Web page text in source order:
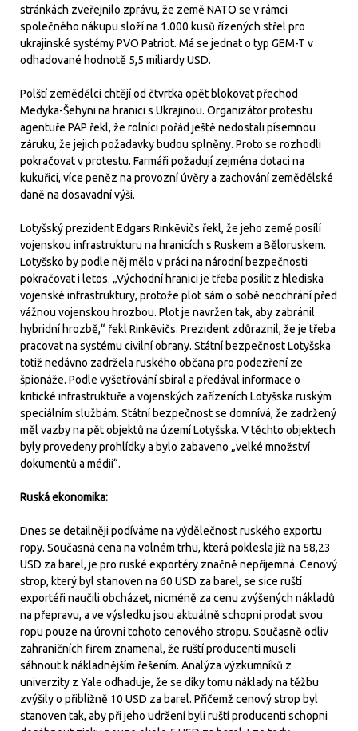
stránkách zveřejnilo zprávu, že země NATO se v rámci
společného nákupu složí na 1.000 kusů řízených střel pro
ukrajinské systémy PVO Patriot. Má se jednat o typ GEM-T v
odhadované hodnotě 5,5 miliardy USD.
Polští zemědělci chtějí od čtvrtka opět blokovat přechod
Medyka-Šehyni na hranici s Ukrajinou. Organizátor protestu
agentuře PAP řekl, že rolníci pořád ještě nedostali písemnou
záruku, že jejich požadavky budou splněny. Proto se rozhodli
pokračovat v protestu. Farmáři požadují zejména dotaci na
kukuřici, více peněz na provozní úvěry a zachování zemědělské
daně na dosavadní výši.
Lotyšský prezident Edgars Rinkēvičs řekl, že jeho země posílí
vojenskou infrastrukturu na hranicích s Ruskem a Běloruskem.
Lotyšsko by podle něj mělo v práci na národní bezpečnosti
pokračovat i letos. „Východní hranici je třeba posílit z hlediska
vojenské infrastruktury, protože plot sám o sobě neochrání před
vážnou vojenskou hrozbou. Plot je navržen tak, aby zabránil
hybridní hrozbě,“ řekl Rinkēvičs. Prezident zdůraznil, že je třeba
pracovat na systému civilní obrany. Státní bezpečnost Lotyšska
totiž nedávno zadržela ruského občana pro podezření ze
špionáže. Podle vyšetřování sbíral a předával informace o
kritické infrastruktuře a vojenských zařízeních Lotyšska ruským
speciálním službám. Státní bezpečnost se domnívá, že zadržený
měl vazby na pět objektů na území Lotyšska. V těchto objektech
byly provedeny prohlídky a bylo zabaveno „velké množství
dokumentů a médií“.
Ruská ekonomika:
Dnes se detailněji podíváme na výdělečnost ruského exportu
ropy. Současná cena na volném trhu, která poklesla již na 58,23
USD za barel, je pro ruské exportéry značně nepříjemná. Cenový
strop, který byl stanoven na 60 USD za barel, se sice ruští
exportéři naučili obcházet, nicméně za cenu zvýšených nákladů
na přepravu, a ve výsledku jsou aktuálně schopni prodat svou
ropu pouze na úrovni tohoto cenového stropu. Současně odliv
zahraničních firem znamenal, že ruští producenti museli
sáhnout k nákladnějším řešením. Analýza výzkumníků z
univerzity z Yale odhaduje, že se díky tomu náklady na těžbu
zvýšily o přibližně 10 USD za barel. Přičemž cenový strop byl
stanoven tak, aby při jeho udržení byli ruští producenti schopni